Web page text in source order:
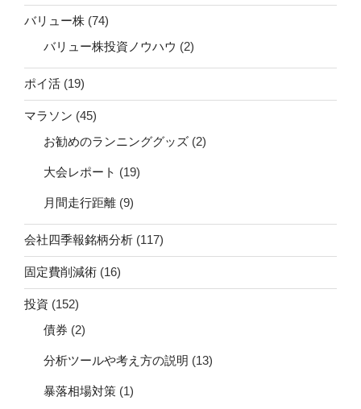
バリュー株 (74)
バリュー株投資ノウハウ (2)
ポイ活 (19)
マラソン (45)
お勧めのランニンググッズ (2)
大会レポート (19)
月間走行距離 (9)
会社四季報銘柄分析 (117)
固定費削減術 (16)
投資 (152)
債券 (2)
分析ツールや考え方の説明 (13)
暴落相場対策 (1)